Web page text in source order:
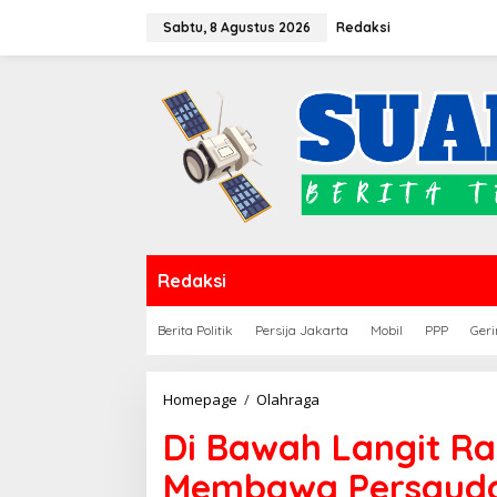
konten
Sabtu, 8 Agustus 2026 Redaksi
Redaksi
Berita Politik Persija Jakarta Mobil PPP
Homepage / Olahraga
Langit
Ramadan,
Bola
Di Bawah Langit
Membawa